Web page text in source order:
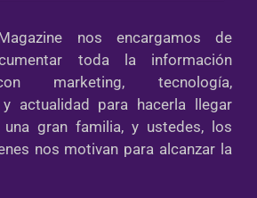
nos encargamos de
toda la información
marketing, tecnología,
actualidad para hacerla llegar
gran familia, y ustedes, los
nos motivan para alcanzar la